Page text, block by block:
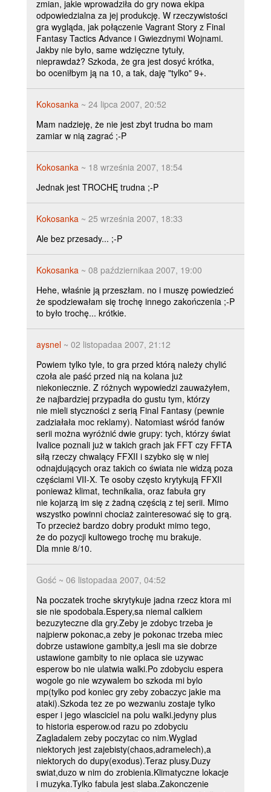
zmian, jakie wprowadziła do gry nowa ekipa
odpowiedzialna za jej produkcję. W rzeczywistości
gra wygląda, jak połączenie Vagrant Story z Final
Fantasy Tactics Advance i Gwiezdnymi Wojnami.
Jakby nie było, same wdzięczne tytuły,
nieprawdaż? Szkoda, że gra jest dosyć krótka,
bo oceniłbym ją na 10, a tak, daję "tylko" 9+.
Kokosanka ~ 24 lipca 2007, 20:52
Mam nadzieję, że nie jest zbyt trudna bo mam
zamiar w nią zagrać ;-P
Kokosanka ~ 18 września 2007, 18:54
Jednak jest TROCHĘ trudna ;-P
Kokosanka ~ 25 września 2007, 18:33
Ale bez przesady... ;-P
Kokosanka ~ 08 październikaa 2007, 19:00
Hehe, właśnie ją przeszłam. no i muszę powiedzieć
że spodziewałam się trochę innego zakończenia ;-P
to było trochę... krótkie.
aysnel ~ 02 listopadaa 2007, 21:12
Powiem tylko tyle, to gra przed którą należy chylić
czoła ale paść przed nią na kolana już
niekoniecznie. Z różnych wypowiedzi zauważyłem,
że najbardziej przypadła do gustu tym, którzy
nie mieli styczności z serią Final Fantasy (pewnie
zadziałała moc reklamy). Natomiast wśród fanów
serii można wyróżnić dwie grupy: tych, którzy świat
Ivalice poznali już w takich grach jak FFT czy FFTA
siłą rzeczy chwalący FFXII i szybko się w niej
odnajdujących oraz takich co świata nie widzą poza
częściami VII-X. Te osoby często krytykują FFXII
ponieważ klimat, technikalia, oraz fabuła gry
nie kojarzą im się z żadną częścią z tej serii. Mimo
wszystko powinni chociaż zainteresować się to grą.
To przecież bardzo dobry produkt mimo tego,
że do pozycji kultowego trochę mu brakuje.
Dla mnie 8/10.
Gość ~ 06 listopadaa 2007, 04:52
Na poczatek troche skrytykuje jadna rzecz ktora mi
sie nie spodobala.Espery,sa niemal calkiem
bezuzyteczne dla gry.Zeby je zdobyc trzeba je
najpierw pokonac,a zeby je pokonac trzeba miec
dobrze ustawione gambity,a jesli ma sie dobrze
ustawione gambity to nie oplaca sie uzywac
esperow bo nie ulatwia walki.Po zdobyciu espera
wogole go nie wzywalem bo szkoda mi bylo
mp(tylko pod koniec gry zeby zobaczyc jakie ma
ataki).Szkoda tez ze po wezwaniu zostaje tylko
esper i jego wlasciciel na polu walki.jedyny plus
to historia esperow.od razu po zdobyciu
Zagladalem zeby poczytac co nim.Wyglad
niektorych jest zajebisty(chaos,adramelech),a
niektorych do dupy(exodus).Teraz plusy.Duzy
swiat,duzo w nim do zrobienia.Klimatyczne lokacje
i muzyka.Tylko fabula jest slaba.Zakonczenie